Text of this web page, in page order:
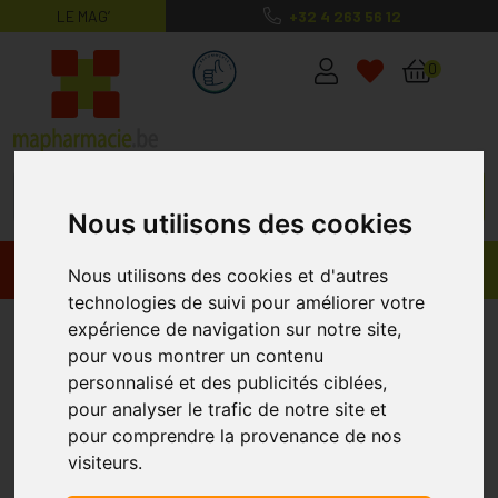
Nous utilisons des cookies
Nous utilisons des cookies et d'autres
technologies de suivi pour améliorer votre
expérience de navigation sur notre site,
pour vous montrer un contenu
personnalisé et des publicités ciblées,
pour analyser le trafic de notre site et
pour comprendre la provenance de nos
visiteurs.
LE MAG’ +32 4 263 56 12
MaPharmacie.be ma santé, mes
0
Promos Produits
Royal Canin